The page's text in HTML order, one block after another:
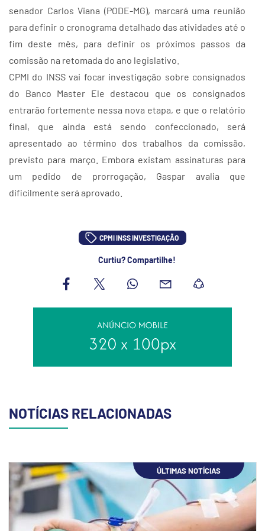
senador Carlos Viana (PODE-MG), marcará uma reunião
para definir o cronograma detalhado das atividades até o
fim deste mês, para definir os próximos passos da
comissão na retomada do ano legislativo.
CPMI do INSS vai focar investigação sobre consignados
do Banco Master Ele destacou que os consignados
entrarão fortemente nessa nova etapa, e que o relatório
final, que ainda está sendo confeccionado, será
apresentado ao término dos trabalhos da comissão,
previsto para março. Embora existam assinaturas para
um pedido de prorrogação, Gaspar avalia que
dificilmente será aprovado.
CPMI INSS INVESTIGAÇÃO
Curtiu? Compartilhe!
NOTÍCIAS RELACIONADAS
ÚLTIMAS NOTÍCIAS